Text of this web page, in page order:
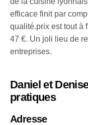
efficace finit par
qualité.prix est tout à
47 €. Un joli lieu de
entreprises.
Daniel et
pratiques
Adresse